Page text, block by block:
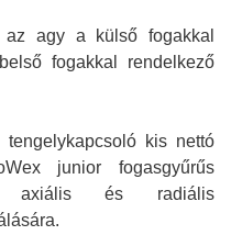
agy a külső fogakkal
fogakkal rendelkező
kis nettó
junior fogasgyűrűs
axiális és radiális